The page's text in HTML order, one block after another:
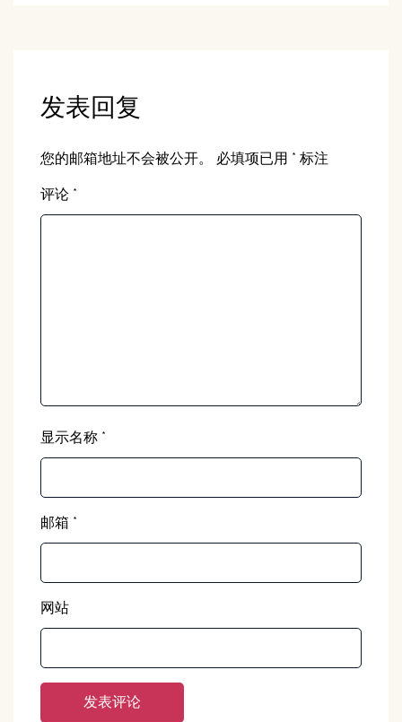
发表回复
您的邮箱地址不会被公开。 必填项已用 * 标注
评论 *
显示名称 *
邮箱 *
网站